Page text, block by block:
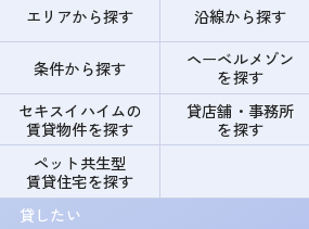
エリアから探す
沿線から探す
条件から探す
ヘーベルメゾン
を探す
セキスイハイムの
賃貸物件を探す
貸店舗・事務所
を探す
ペット共生型
賃貸住宅を探す
貸したい